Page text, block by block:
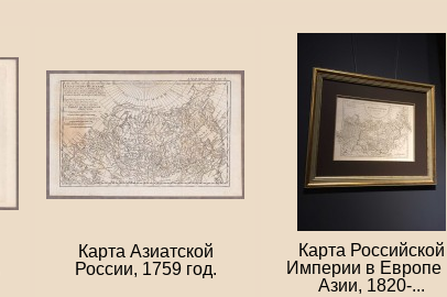
Карта Азиатской
России, 1759 год.
Карта Российской
Империи в Европе
Азии, 1820-...